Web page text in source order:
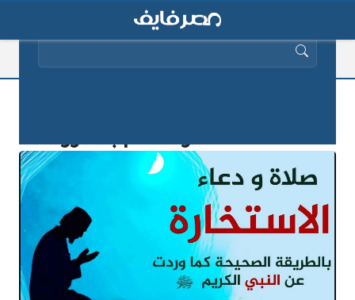
البحث عن: